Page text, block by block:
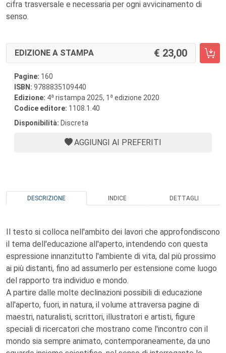
cifra trasversale e necessaria per ogni avvicinamento di
senso.
EDIZIONE A STAMPA 23,00
Pagine: 160
ISBN: 9788835109440
Edizione: 4a ristampa 2025, 1 a edizione 2020
Codice editore: 1108.1.40
Disponibilità: Discreta
AGGIUNGI AI PREFERITI
DESCRIZIONE INDICE DETTAGLI
Il testo si colloca nell'ambito dei lavori che approfondiscono
il tema dell'educazione all'aperto, intendendo con questa
espressione innanzitutto l'ambiente di vita, dal più prossimo
ai più distanti, fino ad assumerlo per estensione come luogo
del rapporto tra individuo e mondo.
A partire dalle molte declinazioni possibili di educazione
all'aperto, fuori, in natura, il volume attraversa pagine di
maestri, naturalisti, scrittori, illustratori e artisti, figure
speciali di ricercatori che mostrano come l'incontro con il
mondo sia sempre animato, contemporaneamente, da uno